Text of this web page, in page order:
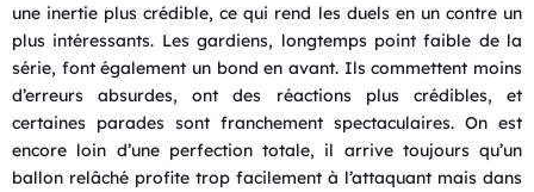
une inertie plus crédible, ce qui rend les duels en un contre un
plus intéressants. Les gardiens, longtemps point faible de la
série, font également un bond en avant. Ils commettent moins
d’erreurs absurdes, ont des réactions plus crédibles, et
certaines parades sont franchement spectaculaires. On est
encore loin d’une perfection totale, il arrive toujours qu’un
ballon relâché profite trop facilement à l’attaquant mais dans